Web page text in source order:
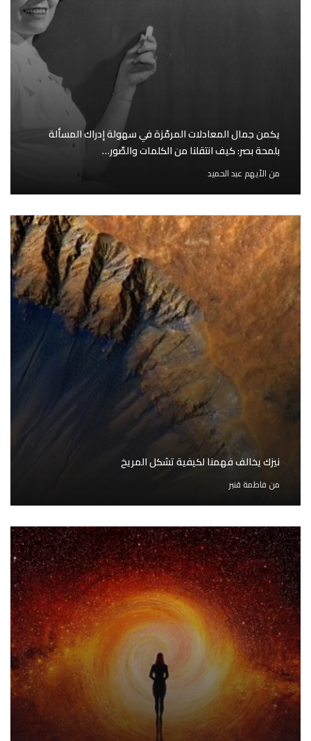
يكمن جمال المعادلات المرمّزة في سهولة إدراك المسألة
بلمحة بصر: كيف انتقلنا من الكلمات والصّور…
من الأيهم عبد الحميد
نيزك يخالف فهمنا لكيفية تشكل المريخ
من فاطمة قنبر